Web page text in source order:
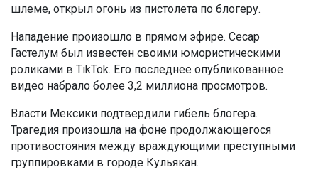
шлеме, открыл огонь из пистолета по блогеру.
Нападение произошло в прямом эфире. Сесар
Гастелум был известен своими юмористическими
роликами в TikTok. Его последнее опубликованное
видео набрало более 3,2 миллиона просмотров.
Власти Мексики подтвердили гибель блогера.
Трагедия произошла на фоне продолжающегося
противостояния между враждующими преступными
группировками в городе Кульякан.